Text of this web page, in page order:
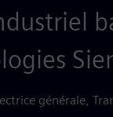
générale,